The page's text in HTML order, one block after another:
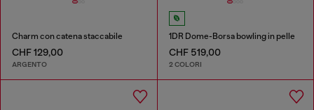
Charm con catena staccabile
CHF 129,00
ARGENTO
1DR Dome-Borsa bowling in pelle
CHF 519,00
2 COLORI